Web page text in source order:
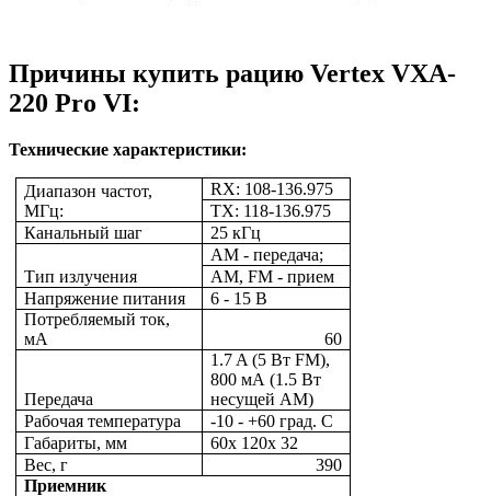
Причины купить рацию Vertex VXA-
220 Pro VI:
Технические характеристики:
Диапазон частот,
МГц:
RX: 108-136.975
TX: 118-136.975
Канальный шаг
25 кГц
Тип излучения
AM - передача;
АМ, FM - прием
Напряжение питания
6 - 15 В
Потребляемый ток,
мА
60
Передача
1.7 A (5 Вт FM),
800 мА (1.5 Вт
несущей АМ)
Рабочая температура
-10 - +60 град. С
Габариты, мм
60х 120х 32
Вес, г
390
Приемник